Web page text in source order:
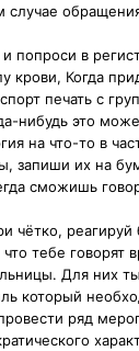
случае
попроси в
крови, Когда
печать с
нибудь это
на что-то в
запиши их на
сможишь
чётко,
тебе говорят
Для них ты
который
ряд